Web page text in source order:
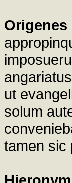
Origenes
ut
solum
tamen sic